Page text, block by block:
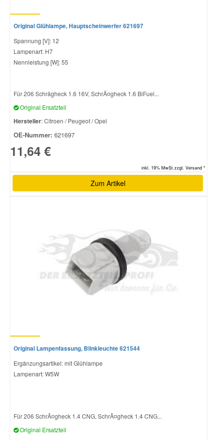
Original Glühlampe, Hauptscheinwerfer 621697
Spannung [V]: 12
Lampenart: H7
Nennleistung [W]: 55
Für 206 Schrägheck 1.6 16V, SchrÃ¤gheck 1.6 BiFuel...
Original Ersatzteil
Hersteller: Citroen / Peugeot / Opel
OE-Nummer: 621697
11,64 €
inkl. 19% MwSt.zzgl. Versand *
Zum Artikel
Original Lampenfassung, Blinkleuchte 621544
Ergänzungsartikel: mit Glühlampe
Lampenart: W5W
Für 206 SchrÃ¤gheck 1.4 CNG, SchrÃ¤gheck 1.4 CNG...
Original Ersatzteil